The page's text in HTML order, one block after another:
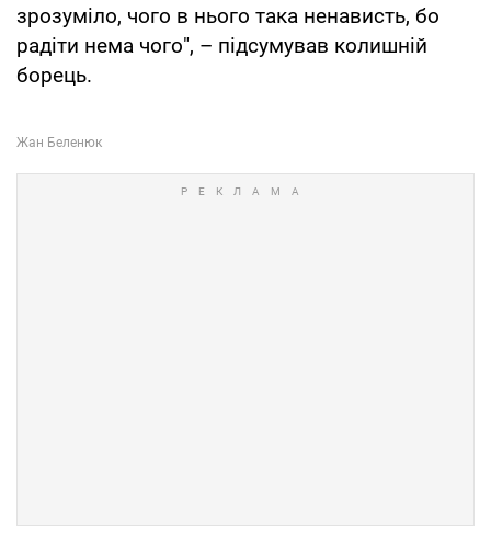
зрозуміло, чого в нього така ненависть, бо
радіти нема чого", – підсумував колишній
борець.